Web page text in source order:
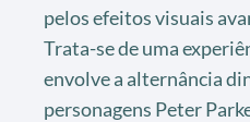
pelos efeitos visuais
Trata-se de uma
envolve a alternância
personagens Peter